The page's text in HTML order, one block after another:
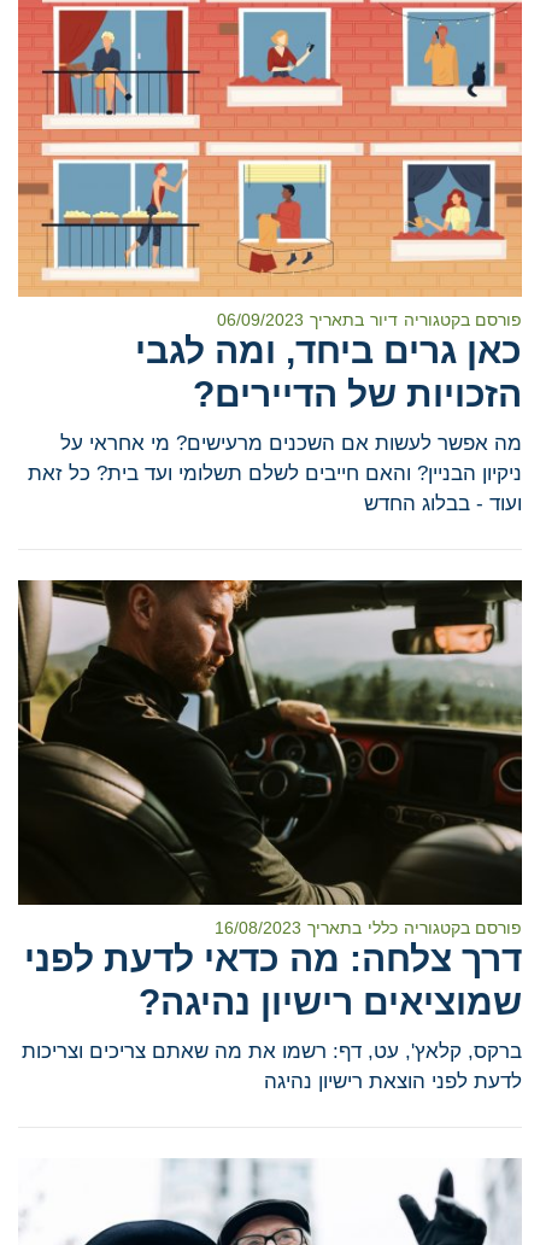
פורסם בקטגוריה דיור בתאריך 06/09/2023
כאן גרים ביחד, ומה לגבי
הזכויות של הדיירים?
מה אפשר לעשות אם השכנים מרעישים? מי אחראי על
ניקיון הבניין? והאם חייבים לשלם תשלומי ועד בית? כל זאת
ועוד - בבלוג החדש
פורסם בקטגוריה כללי בתאריך 16/08/2023
דרך צלחה: מה כדאי לדעת לפני
שמוציאים רישיון נהיגה?
ברקס, קלאץ', עט, דף: רשמו את מה שאתם צריכים וצריכות
לדעת לפני הוצאת רישיון נהיגה